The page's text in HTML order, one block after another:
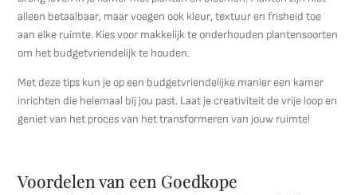
alleen betaalbaar, maar voegen ook kleur, textuur en frisheid toe
aan elke ruimte. Kies voor makkelijk te onderhouden plantensoorten
om het budgetvriendelijk te houden.
Met deze tips kun je op een budgetvriendelijke manier een kamer
inrichten die helemaal bij jou past. Laat je creativiteit de vrije loop en
geniet van het proces van het transformeren van jouw ruimte!
Voordelen van een Goedkope